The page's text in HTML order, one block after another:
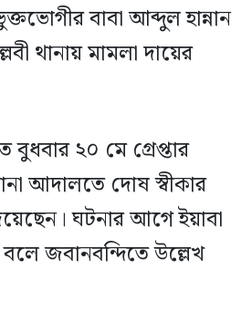
বাবা আব্দুল হান্নান
থানায় মামলা দায়ের
২০ মে গ্রেপ্তার
আদালতে দোষ স্বীকার
ঘটনার আগে ইয়াবা
জবানবন্দিতে উল্লেখ